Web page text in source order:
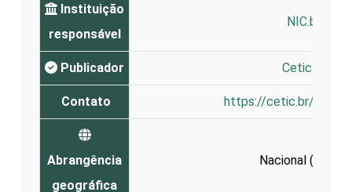
Instituição
responsável
NIC.br
Publicador Cetic.br
Contato https://cetic.br/en/
Abrangência
geográfica
Nacional (